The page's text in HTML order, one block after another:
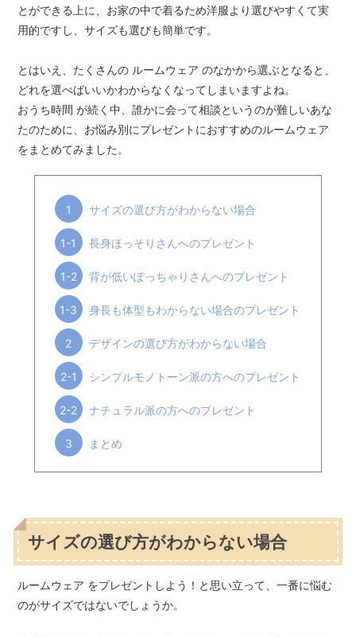
とができる上に、お家の中で着るため洋服より選びやすくて実
用的ですし、サイズも選びも簡単です。
とはいえ、たくさんの ルームウェア のなかから選ぶとなると、
どれを選べばいいかわからなくなってしまいますよね。
おうち時間 が続く中、誰かに会って相談というのが難しいあな
たのために、お悩み別にプレゼントにおすすめのルームウェア
をまとめてみました。
1 サイズの選び方がわからない場合
1-1 長身ほっそりさんへのプレゼント
1-2 背が低いぽっちゃりさんへのプレゼント
1-3 身長も体型もわからない場合のプレゼント
2 デザインの選び方がわからない場合
2-1 シンプルモノトーン派の方へのプレゼント
2-2 ナチュラル派の方へのプレゼント
3 まとめ
サイズの選び方がわからない場合
ルームウェア をプレゼントしよう！と思い立って、一番に悩む
のがサイズではないでしょうか。